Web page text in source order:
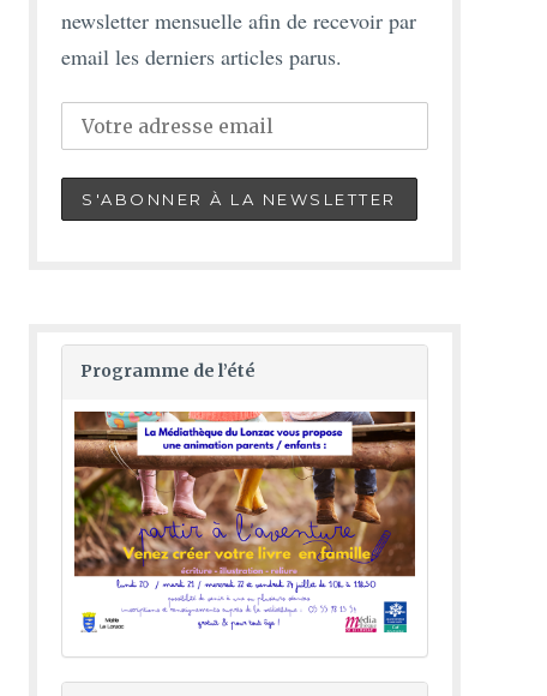
newsletter mensuelle afin de recevoir par
email les derniers articles parus.
Programme de l’été